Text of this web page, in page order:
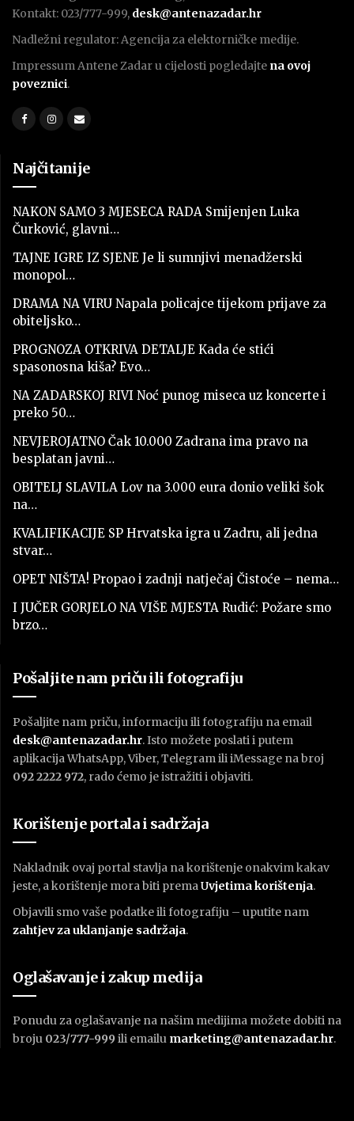
Kontakt: 023/777-999, desk@antenazadar.hr
Nadležni regulator: Agencija za elektorničke medije.
Impressum Antene Zadar u cijelosti pogledajte na ovoj
poveznici.
Najčitanije
NAKON SAMO 3 MJESECA RADA Smijenjen Luka
Čurković, glavni…
TAJNE IGRE IZ SJENE Je li sumnjivi menadžerski
monopol…
DRAMA NA VIRU Napala policajce tijekom prijave za
obiteljsko…
PROGNOZA OTKRIVA DETALJE Kada će stići
spasonosna kiša? Evo…
NA ZADARSKOJ RIVI Noć punog miseca uz koncerte i
preko 50…
NEVJEROJATNO Čak 10.000 Zadrana ima pravo na
besplatan javni…
OBITELJ SLAVILA Lov na 3.000 eura donio veliki šok
na…
KVALIFIKACIJE SP Hrvatska igra u Zadru, ali jedna
stvar…
OPET NIŠTA! Propao i zadnji natječaj Čistoće – nema…
I JUČER GORJELO NA VIŠE MJESTA Rudić: Požare smo
brzo…
Pošaljite nam priču ili fotografiju
Pošaljite nam priču, informaciju ili fotografiju na email
desk@antenazadar.hr. Isto možete poslati i putem
aplikacija WhatsApp, Viber, Telegram ili iMessage na broj
092 2222 972, rado ćemo je istražiti i objaviti.
Korištenje portala i sadržaja
Nakladnik ovaj portal stavlja na korištenje onakvim kakav
jeste, a korištenje mora biti prema Uvjetima korištenja.
Objavili smo vaše podatke ili fotografiju – uputite nam
zahtjev za uklanjanje sadržaja.
Oglašavanje i zakup medija
Ponudu za oglašavanje na našim medijima možete dobiti na
broju 023/777-999 ili emailu marketing@antenazadar.hr.